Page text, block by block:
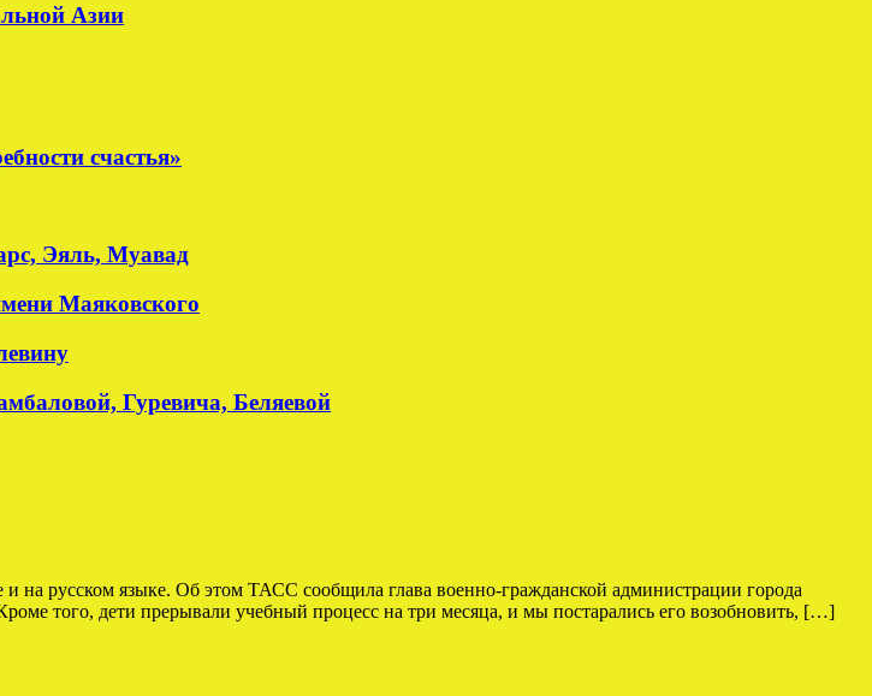
Азии
счастья»
Эяль, Муавад
Маяковского
Гуревича, Беляевой
на русском языке. Об этом ТАСС сообщила глава военно-гражданской администрации города
того, дети прерывали учебный процесс на три месяца, и мы постарались его возобновить, […]